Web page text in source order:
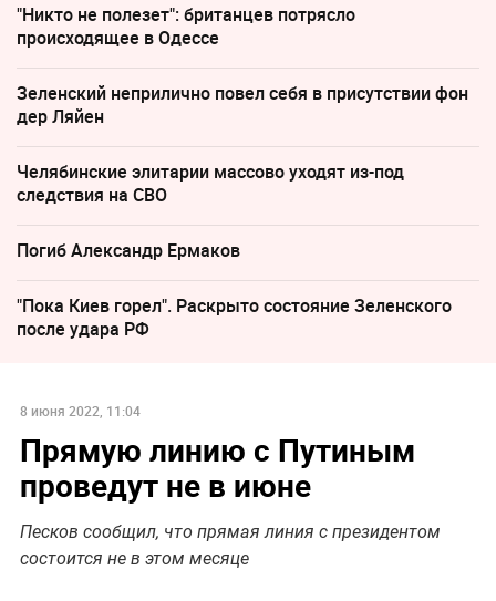
"Никто не полезет": британцев потрясло
происходящее в Одессе
Зеленский неприлично повел cебя в присутствии фон
дер Ляйен
Челябинские элитарии массово уходят из-под
следствия на СВО
Погиб Александр Ермаков
"Пока Киев горел". Раскрыто состояние Зеленского
после удара РФ
8 июня 2022, 11:04
Прямую линию с Путиным
проведут не в июне
Песков сообщил, что прямая линия с президентом
состоится не в этом месяце